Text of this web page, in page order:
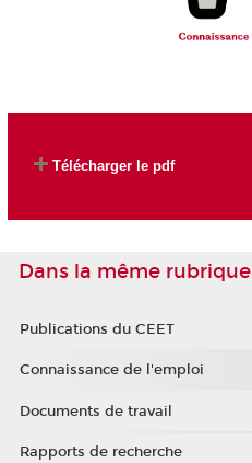
Télécharger le pdf
Dans la même rubrique
Publications du CEET
Connaissance de l'emploi
Documents de travail
Rapports de recherche